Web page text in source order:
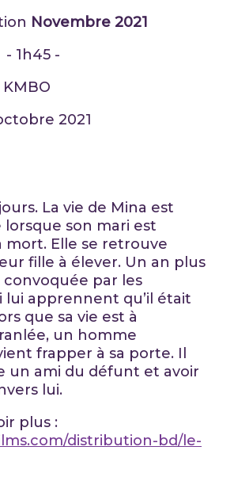
Novembre 2021
1h45 -
2021
La vie de Mina est
lorsque son mari est
mort. Elle se retrouve
fille à élever. Un an plus
par les
lui apprennent qu’il était
que sa vie est à
un homme
frapper à sa porte. Il
un ami du défunt et avoir
lui.
plus :
distribution-bd/le-